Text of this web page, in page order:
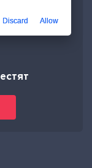
2025,
Discard Allow